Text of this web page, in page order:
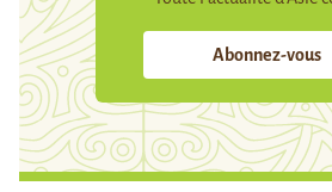
Abonnez-vous